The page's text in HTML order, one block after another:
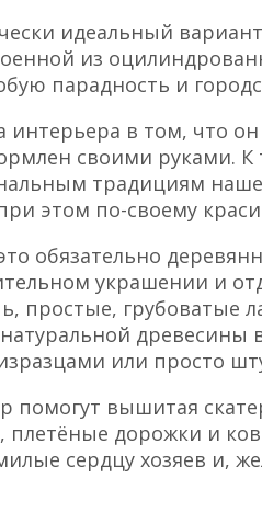
идеальный
из
парадность и
интерьера в том, что
своими руками. К
традициям
этом по-своему
обязательно
украшении и
простые, грубоватые
древесины
или просто
помогут вышитая
дорожки и
сердцу хозяев и,